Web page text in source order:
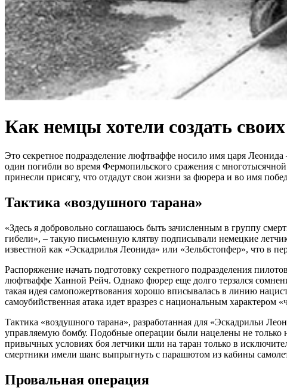
Как немцы хотели создать
Это секретное подразделение люфтваффе носило имя царя Леонида
один погибли во время Фермопильского сражения с
принесли присягу, что отдадут свои жизни за фюрера и во имя
Тактика «воздушного тарана»
«Здесь я добровольно соглашаюсь быть зачисленным в группу
гибели», – такую письменную клятву подписывали немецкие
известной как «Эскадрилья Леонида» или «Зельбстопфер», что в
Распоряжение начать подготовку секретного подразделения
люфтваффе Ханной Рейч. Однако фюрер еще долго терзался
такая идея самопожертвования хорошо вписывалась в линию
самоубийственная атака идет вразрез с национальным характером
Тактика «воздушного тарана», разработанная для «Эскадрильи
управляемую бомбу. Подобные операции были нацелены не только
привычных условиях боя летчики шли на таран только в
смертники имели шанс выпрыгнуть с парашютом из кабины
Провальная операция